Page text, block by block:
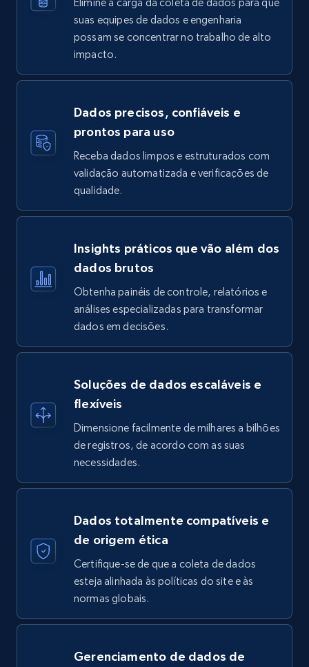
Elimine a carga da coleta de dados para que
suas equipes de dados e engenharia
possam se concentrar no trabalho de alto
impacto.
Dados precisos, confiáveis e
prontos para uso
Receba dados limpos e estruturados com
validação automatizada e verificações de
qualidade.
Insights práticos que vão além dos
dados brutos
Obtenha painéis de controle, relatórios e
análises especializadas para transformar
dados em decisões.
Soluções de dados escaláveis e
flexíveis
Dimensione facilmente de milhares a bilhões
de registros, de acordo com as suas
necessidades.
Dados totalmente compatíveis e
de origem ética
Certifique-se de que a coleta de dados
esteja alinhada às políticas do site e às
normas globais.
Gerenciamento de dados de